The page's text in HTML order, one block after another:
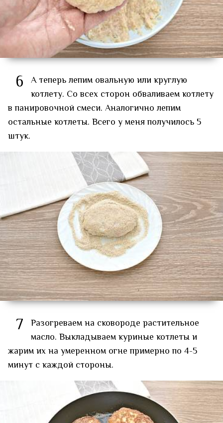
6 А теперь лепим овальную или круглую
котлету. Со всех сторон обваливаем котлету
в панировочной смеси. Аналогично лепим
остальные котлеты. Всего у меня получилось 5
штук.
7 Разогреваем на сковороде растительное
масло. Выкладываем куриные котлеты и
жарим их на умеренном огне примерно по 4-5
минут с каждой стороны.